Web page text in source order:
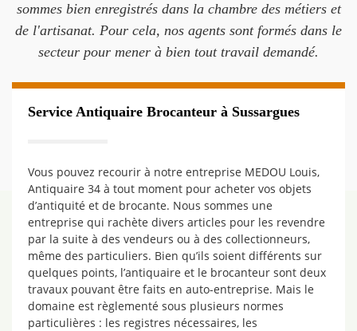
sommes bien enregistrés dans la chambre des métiers et
de l'artisanat. Pour cela, nos agents sont formés dans le
secteur pour mener à bien tout travail demandé.
Service Antiquaire Brocanteur à Sussargues
Vous pouvez recourir à notre entreprise MEDOU Louis,
Antiquaire 34 à tout moment pour acheter vos objets
d’antiquité et de brocante. Nous sommes une
entreprise qui rachète divers articles pour les revendre
par la suite à des vendeurs ou à des collectionneurs,
même des particuliers. Bien qu’ils soient différents sur
quelques points, l’antiquaire et le brocanteur sont deux
travaux pouvant être faits en auto-entreprise. Mais le
domaine est règlementé sous plusieurs normes
particulières : les registres nécessaires, les